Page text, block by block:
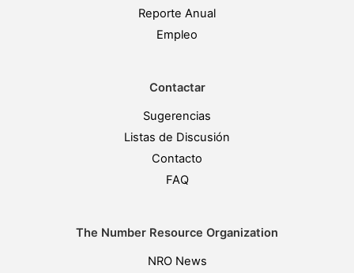
Reporte Anual
Empleo
Contactar
Sugerencias
Listas de Discusión
Contacto
FAQ
The Number Resource Organization
NRO News